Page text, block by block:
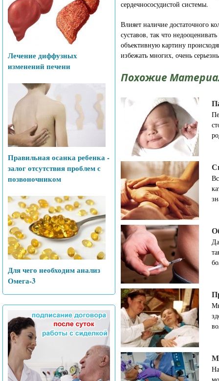
Лечение диффузных
изменений печени
Правильная осанка ребенка -
залог отсутствия проблем с
позвоночником
Для чего необходим анализ
Омега-3
сердечнососудистой системы.
Влияет наличие достаточного
суставов, так что
объективную картину
избежать многих, очень
Похожие